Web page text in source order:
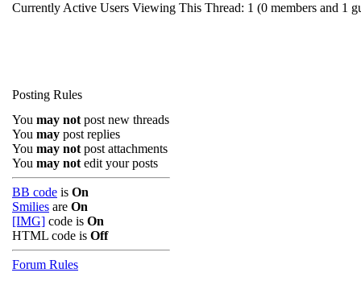
Currently Active Users Viewing This Thread: 1 (0 members and 1
Posting Rules
You may not post new threads
You may post replies
You may not post attachments
You may not edit your posts
BB code is On
Smilies are On
[IMG] code is On
HTML code is Off
Forum Rules